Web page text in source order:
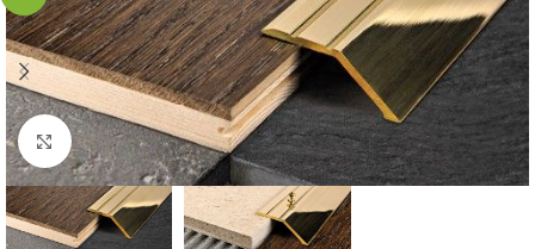
Click to enlarge